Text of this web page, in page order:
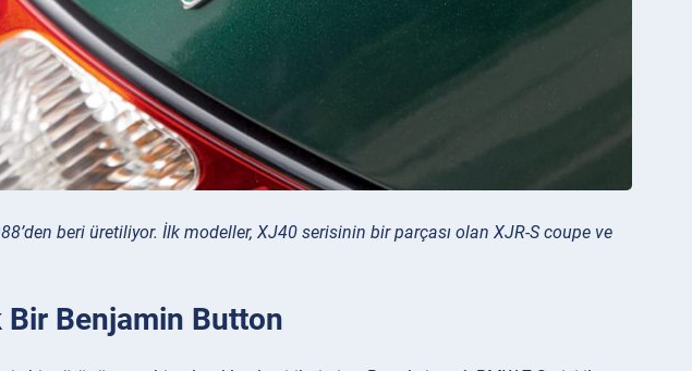
beri üretiliyor. İlk modeller, XJ40 serisinin bir parçası olan XJR-S coupe ve
Bir Benjamin Button